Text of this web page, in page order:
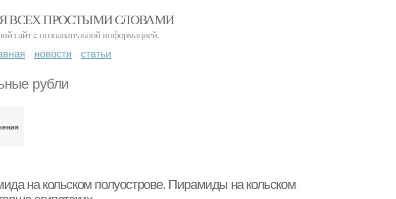
ВСЕХ ПРОСТЫМИ СЛОВАМИ
сайт c познавательной информацией.
новости статьи
рубли
на кольском полуострове. Пирамиды на кольском